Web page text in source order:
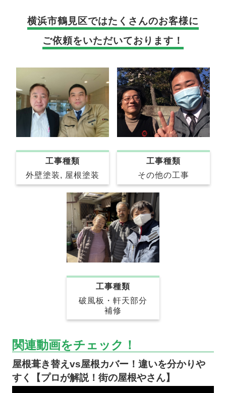
横浜市鶴見区ではたくさんのお客様に
ご依頼をいただいております！
工事種類
外壁塗装, 屋根塗装
工事種類
その他の工事
工事種類
破風板・軒天部分
補修
関連動画をチェック！
屋根葺き替えvs屋根カバー！違いを分かりや
すく【プロが解説！街の屋根やさん】